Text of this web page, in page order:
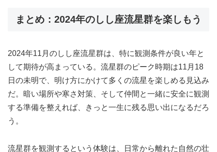
まとめ：2024年のしし座流星群を楽しもう
2024年11月のしし座流星群は、特に観測条件が良い年と
して期待が高まっている。流星群のピーク時期は11月18
日の未明で、明け方にかけて多くの流星を楽しめる見込み
だ。暗い場所や寒さ対策、そして仲間と一緒に安全に観測
する準備を整えれば、きっと一生に残る思い出になるだろ
う。
流星群を観測するという体験は、日常から離れた自然の壮